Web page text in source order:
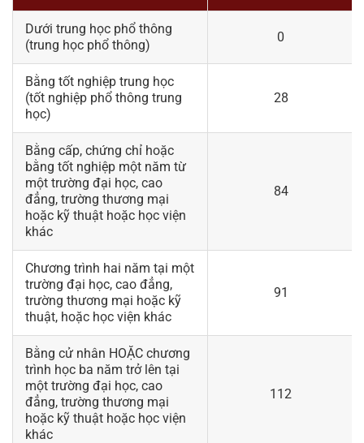
Dưới trung học phổ thông
(trung học phổ thông)
0
Bằng tốt nghiệp trung học
(tốt nghiệp phổ thông trung
học)
28
Bằng cấp, chứng chỉ hoặc
bằng tốt nghiệp một năm từ
một trường đại học, cao
đẳng, trường thương mại
hoặc kỹ thuật hoặc học viện
khác
84
Chương trình hai năm tại một
trường đại học, cao đẳng,
trường thương mại hoặc kỹ
thuật, hoặc học viện khác
91
Bằng cử nhân HOẶC chương
trình học ba năm trở lên tại
một trường đại học, cao
đẳng, trường thương mại
hoặc kỹ thuật hoặc học viện
khác
112